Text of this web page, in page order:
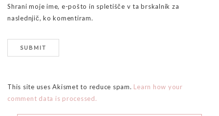
Shrani moje ime, e-pošto in spletišče v ta brskalnik za
naslednjič, ko komentiram.
This site uses Akismet to reduce spam. Learn how your
comment data is processed.